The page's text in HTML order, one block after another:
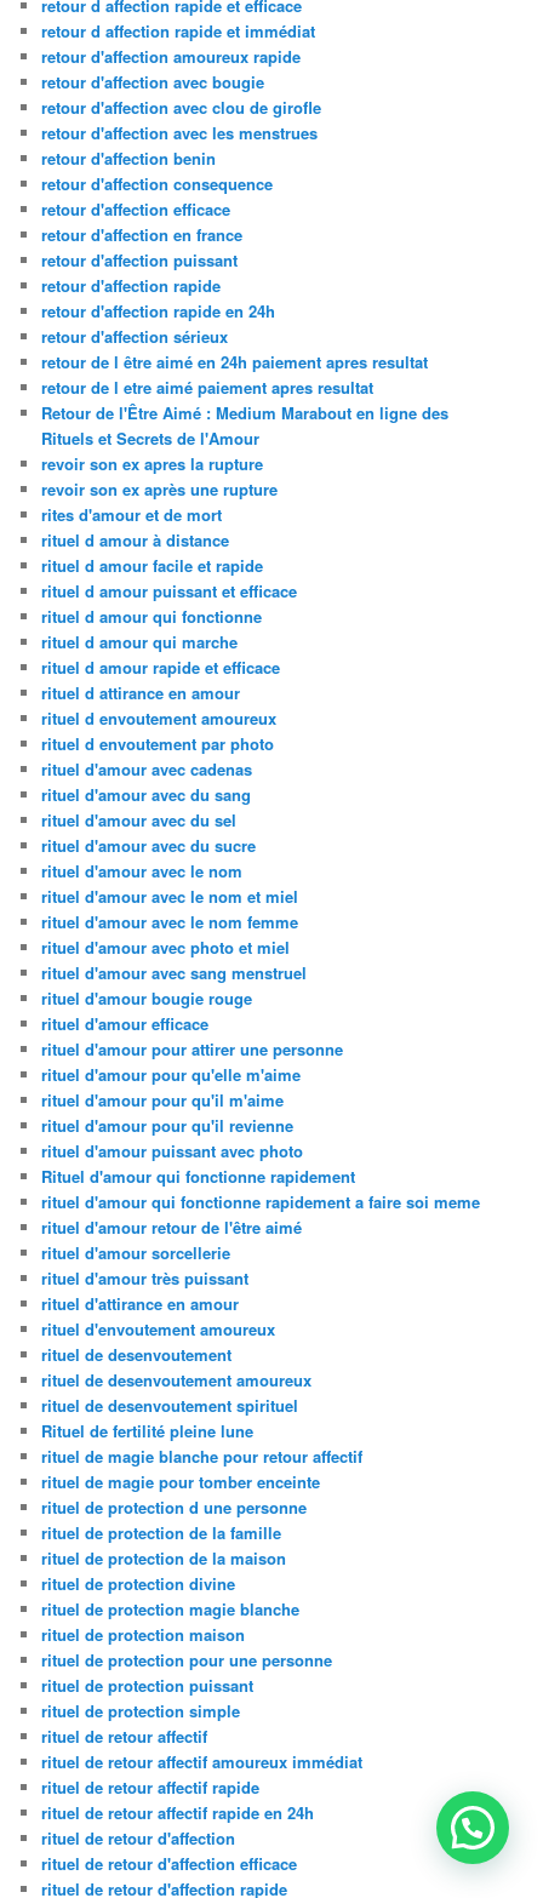
retour d affection rapide et efficace
retour d affection rapide et immédiat
retour d'affection amoureux rapide
retour d'affection avec bougie
retour d'affection avec clou de girofle
retour d'affection avec les menstrues
retour d'affection benin
retour d'affection consequence
retour d'affection efficace
retour d'affection en france
retour d'affection puissant
retour d'affection rapide
retour d'affection rapide en 24h
retour d'affection sérieux
retour de l être aimé en 24h paiement apres resultat
retour de l etre aimé paiement apres resultat
Retour de l'Être Aimé : Medium Marabout en ligne des
Rituels et Secrets de l'Amour
revoir son ex apres la rupture
revoir son ex après une rupture
rites d'amour et de mort
rituel d amour à distance
rituel d amour facile et rapide
rituel d amour puissant et efficace
rituel d amour qui fonctionne
rituel d amour qui marche
rituel d amour rapide et efficace
rituel d attirance en amour
rituel d envoutement amoureux
rituel d envoutement par photo
rituel d'amour avec cadenas
rituel d'amour avec du sang
rituel d'amour avec du sel
rituel d'amour avec du sucre
rituel d'amour avec le nom
rituel d'amour avec le nom et miel
rituel d'amour avec le nom femme
rituel d'amour avec photo et miel
rituel d'amour avec sang menstruel
rituel d'amour bougie rouge
rituel d'amour efficace
rituel d'amour pour attirer une personne
rituel d'amour pour qu'elle m'aime
rituel d'amour pour qu'il m'aime
rituel d'amour pour qu'il revienne
rituel d'amour puissant avec photo
Rituel d'amour qui fonctionne rapidement
rituel d'amour qui fonctionne rapidement a faire soi meme
rituel d'amour retour de l'être aimé
rituel d'amour sorcellerie
rituel d'amour très puissant
rituel d'attirance en amour
rituel d'envoutement amoureux
rituel de desenvoutement
rituel de desenvoutement amoureux
rituel de desenvoutement spirituel
Rituel de fertilité pleine lune
rituel de magie blanche pour retour affectif
rituel de magie pour tomber enceinte
rituel de protection d une personne
rituel de protection de la famille
rituel de protection de la maison
rituel de protection divine
rituel de protection magie blanche
rituel de protection maison
rituel de protection pour une personne
rituel de protection puissant
rituel de protection simple
rituel de retour affectif
rituel de retour affectif amoureux immédiat
rituel de retour affectif rapide
rituel de retour affectif rapide en 24h
rituel de retour d'affection
rituel de retour d'affection efficace
rituel de retour d'affection rapide